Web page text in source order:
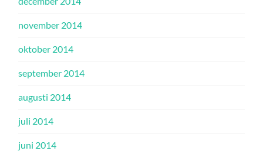
november 2014
oktober 2014
september 2014
augusti 2014
juli 2014
juni 2014